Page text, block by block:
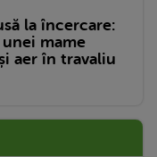
la încercare:
unei mame
aer în travaliu